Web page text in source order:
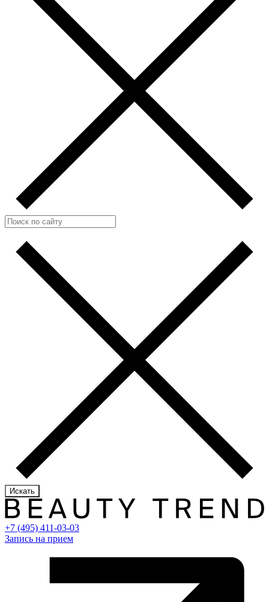
Искать
+7 (495) 411-03-03
Запись на прием